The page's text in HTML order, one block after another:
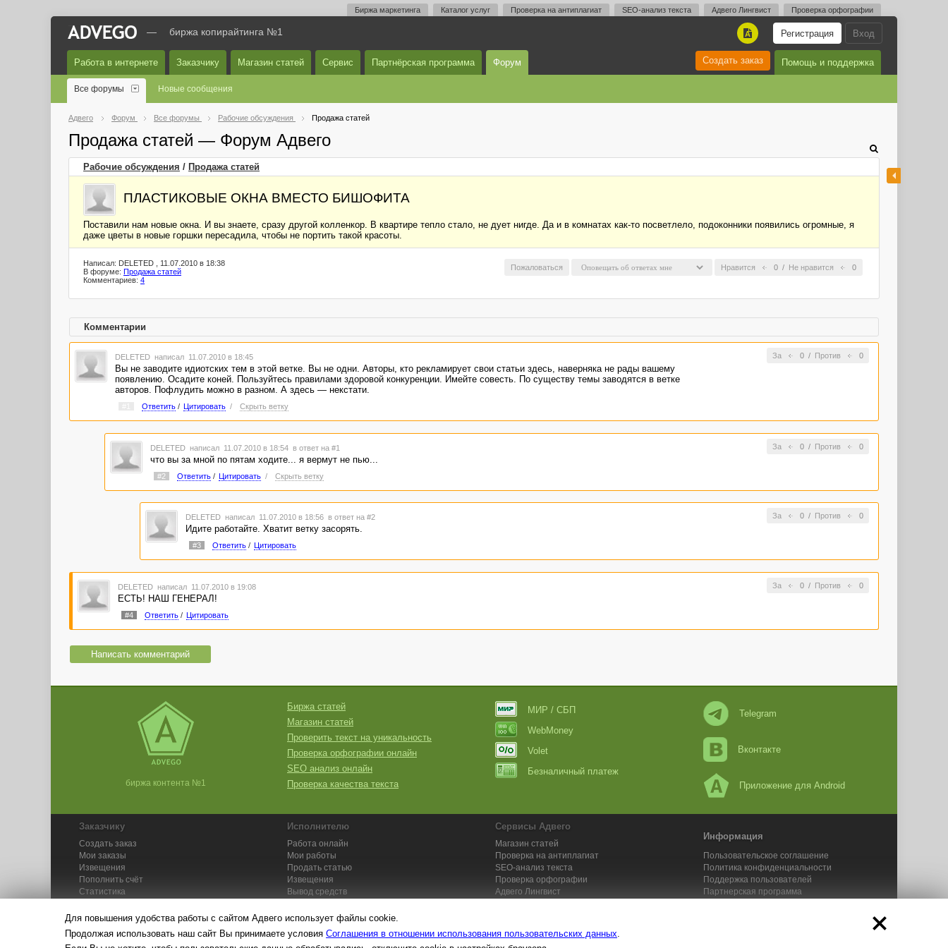
Биржа маркетинга Каталог услуг Проверка на антиплагиат SEO-анализ текста Адвего Лингвист Проверка орфографии
Вход
Регистрация
A
— биржа копирайтинга №1
Работа в интернете Заказчику Магазин статей Сервис Партнёрская программа Форум Помощь и поддержка
Создать заказ
Все форумы Новые сообщения
Адвего Форум Все форумы Рабочие обсуждения Продажа статей
Продажа статей — Форум Адвего
Рабочие обсуждения / Продажа статей
ПЛАСТИКОВЫЕ ОКНА ВМЕСТО БИШОФИТА
Поставили нам новые окна. И вы знаете, сразу другой колленкор. В квартире тепло стало, не дует нигде. Да и в комнатах как-то посветлело, подоконники появились огромные, я
даже цветы в новые горшки пересадила, чтобы не портить такой красоты.
Нравится 0 / Не нравится 0
Пожаловаться
Написал: DELETED , 11.07.2010 в 18:38
В форуме: Продажа статей
Комментариев: 4
Комментарии
За 0/ Против 0
DELETED написал 11.07.2010 в 18:45
Вы не заводите идиотских тем в этой ветке. Вы не одни. Авторы, кто рекламирует свои статьи здесь, наверняка не рады вашему
появлению. Осадите коней. Пользуйтесь правилами здоровой конкуренции. Имейте совесть. По существу темы заводятся в ветке
авторов. Пофлудить можно в разном. А здесь — некстати.
Ответить/ Цитировать / Скрыть ветку
За 0/ Против 0
DELETED написал 11.07.2010 в 18:54 в ответ на #1
что вы за мной по пятам ходите... я вермут не пью...
#2 Ответить/ Цитировать / Скрыть ветку
За 0/ Против 0
DELETED написал 11.07.2010 в 18:56 в ответ на #2
Идите работайте. Хватит ветку засорять.
#3 Ответить/ Цитировать
За 0/ Против 0
DELETED написал 11.07.2010 в 19:08
ЕСТЬ! НАШ ГЕНЕРАЛ!
#4 Ответить/ Цитировать
Написать комментарий
биржа контента №1
Биржа статей
Магазин статей
Проверить текст на уникальность
Проверка орфографии онлайн
SEO анализ онлайн
Проверка качества текста
МИР / СБП
WebMoney
Volet
Безналичный платеж
Telegram
Вконтакте
Приложение для Android
Заказчику
Создать заказ
Мои заказы
Извещения
Пополнить счёт
Статистика
Исполнителю
Работа онлайн
Мои работы
Продать статью
Извещения
Вывод средств
Сервисы Адвего
Магазин статей
Проверка на антиплагиат
SEO-анализ текста
Проверка орфографии
Адвего Лингвист
Информация
Пользовательское соглашение
Политика конфиденциальности
Поддержка пользователей
Партнерская программа
Для повышения удобства работы с сайтом Адвего использует файлы cookie.
Продолжая использовать наш сайт Вы принимаете условия Соглашения в отношении использования пользовательских данных